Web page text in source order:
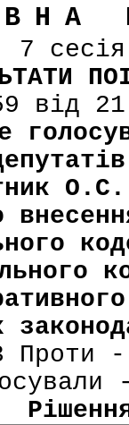
7
від
О.С.
Проти -